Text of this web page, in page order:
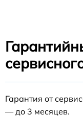
Гарантия от
— до 3 месяцев.